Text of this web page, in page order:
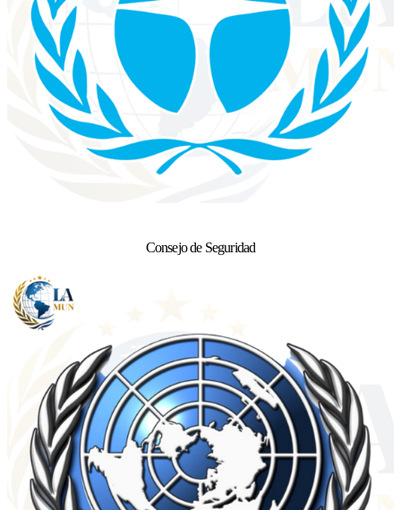
Consejo de Seguridad